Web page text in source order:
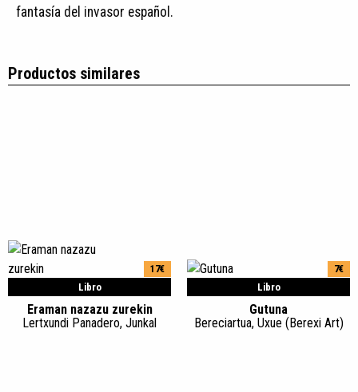
fantasía del invasor español.
Productos similares
Libro
17€
Eraman nazazu zurekin
Lertxundi Panadero, Junkal
Libro
7€
Gutuna
Bereciartua, Uxue (Berexi Art)